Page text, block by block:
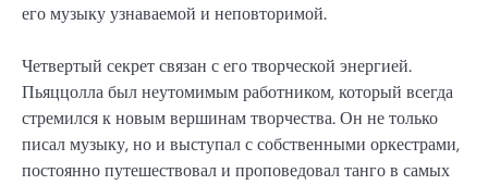
его музыку узнаваемой и неповторимой.
Четвертый секрет связан с его творческой энергией.
Пьяццолла был неутомимым работником, который всегда
стремился к новым вершинам творчества. Он не только
писал музыку, но и выступал с собственными оркестрами,
постоянно путешествовал и проповедовал танго в самых